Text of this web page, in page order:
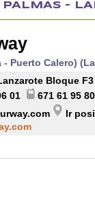
PALMAS -
- Puerto Calero)
Bloque F3
01
671 61 95 80
Ir